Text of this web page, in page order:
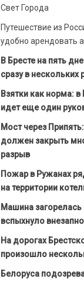
Свет Города
Путешествие из
удобно арендовать
В Бресте на пять
сразу в нескольких
Взятки как норма:
идет еще один
Мост через
должен закрыть
разрыв
Пожар в Ружанах
на территории
Машина загорелась
вспыхнуло внезапно
На дорогах
произошло
Белоруса